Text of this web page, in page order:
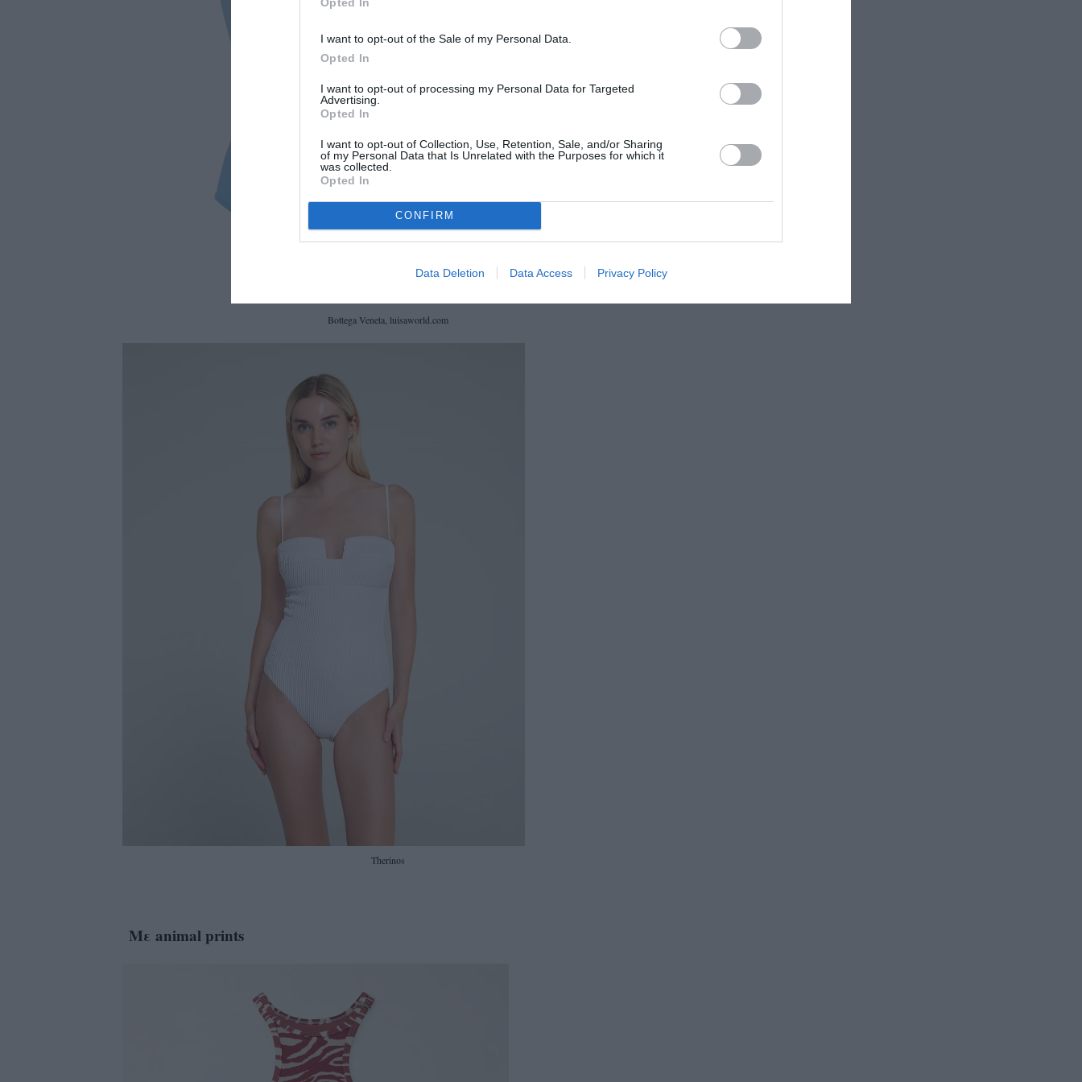
I want to opt-out of the Sale of my Personal Data.
Opted In
I want to opt-out of processing my Personal Data for Targeted
Advertising.
Opted In
I want to opt-out of Collection, Use, Retention, Sale, and/or Sharing
of my Personal Data that Is Unrelated with the Purposes for which it
was collected.
Opted In
CONFIRM
Data Deletion Data Access Privacy Policy
Bottega Veneta, luisaworld.com
Therinos
Mε animal prints